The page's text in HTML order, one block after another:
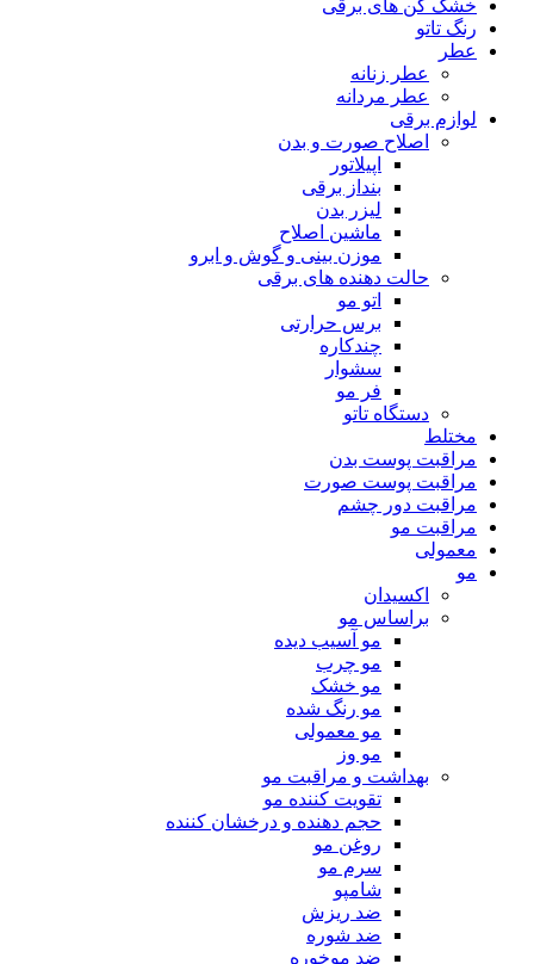
خشک کن های برقی
رنگ تاتو
عطر
عطر زنانه
عطر مردانه
لوازم برقی
اصلاح صورت و بدن
اپیلاتور
بنداز برقی
لیزر بدن
ماشین اصلاح
موزن بینی و گوش و ابرو
حالت دهنده های برقی
اتو مو
برس حرارتی
چندکاره
سشوار
فر مو
دستگاه تاتو
مختلط
مراقبت پوست بدن
مراقبت پوست صورت
مراقبت دور چشم
مراقبت مو
معمولی
مو
اکسیدان
براساس مو
مو آسیب دیده
مو چرب
مو خشک
مو رنگ شده
مو معمولی
مو وز
بهداشت و مراقبت مو
تقویت کننده مو
حجم دهنده و درخشان کننده
روغن مو
سرم مو
شامپو
ضد ریزش
ضد شوره
ضد موخوره